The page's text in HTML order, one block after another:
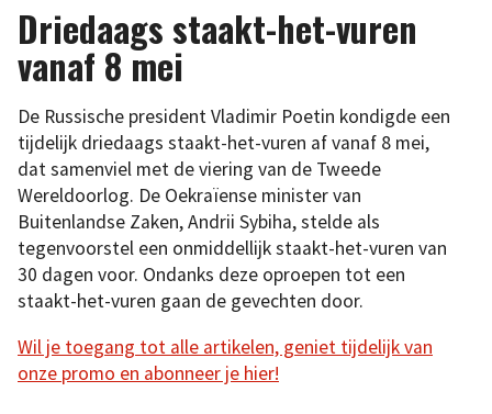
Driedaags staakt-het-vuren
vanaf 8 mei
De Russische president Vladimir Poetin kondigde een
tijdelijk driedaags staakt-het-vuren af vanaf 8 mei,
dat samenviel met de viering van de Tweede
Wereldoorlog. De Oekraïense minister van
Buitenlandse Zaken, Andrii Sybiha, stelde als
tegenvoorstel een onmiddellijk staakt-het-vuren van
30 dagen voor. Ondanks deze oproepen tot een
staakt-het-vuren gaan de gevechten door.
Wil je toegang tot alle artikelen, geniet tijdelijk van
onze promo en abonneer je hier!